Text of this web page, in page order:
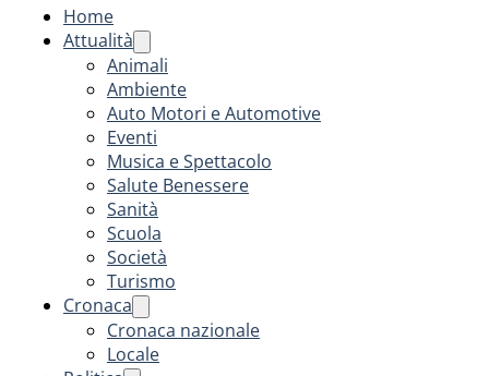
Home
Attualità
Animali
Ambiente
Auto Motori e Automotive
Eventi
Musica e Spettacolo
Salute Benessere
Sanità
Scuola
Società
Turismo
Cronaca
Cronaca nazionale
Locale